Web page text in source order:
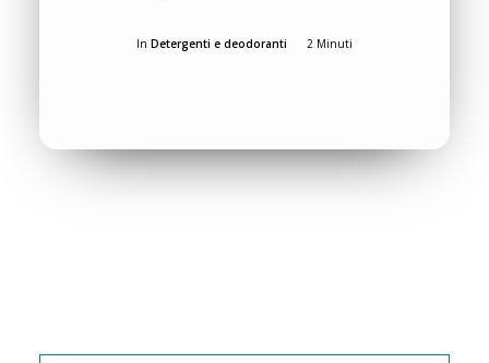
In Detergenti e deodoranti 2 Minuti